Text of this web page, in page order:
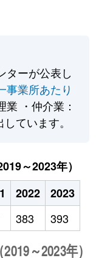
ターが公表し
事業所あたり
業 ・仲介業：
ています。
～2023年）
2022
2023
383 393